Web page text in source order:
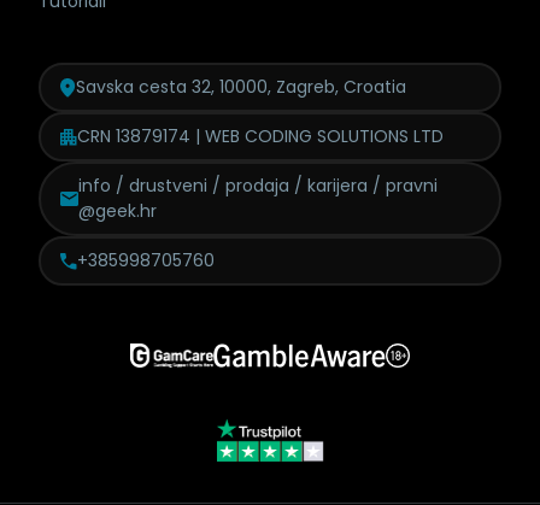
Savska cesta 32, 10000, Zagreb, Croatia
CRN 13879174 | WEB CODING SOLUTIONS LTD
info / drustveni / prodaja / karijera / pravni
@geek.hr
+385998705760